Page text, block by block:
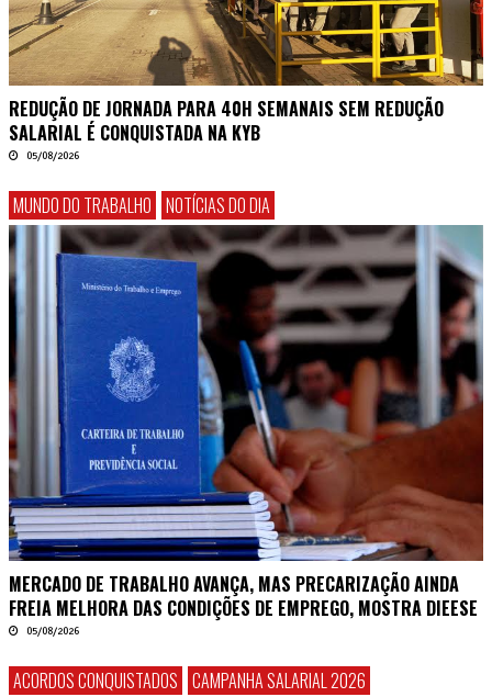
REDUÇÃO DE JORNADA PARA 40H SEMANAIS SEM REDUÇÃO
SALARIAL É CONQUISTADA NA KYB
05/08/2026
MUNDO DO TRABALHO NOTÍCIAS DO DIA
MERCADO DE TRABALHO AVANÇA, MAS PRECARIZAÇÃO AINDA
FREIA MELHORA DAS CONDIÇÕES DE EMPREGO, MOSTRA DIEESE
05/08/2026
ACORDOS CONQUISTADOS CAMPANHA SALARIAL 2026